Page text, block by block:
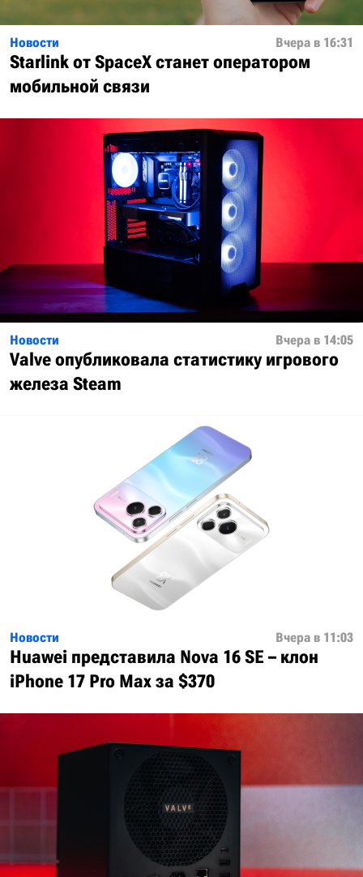
Новости Вчера в 16:31
Starlink от SpaceX станет оператором
мобильной связи
Новости Вчера в 14:05
Valve опубликовала статистику игрового
железа Steam
Новости Вчера в 11:03
Huawei представила Nova 16 SE – клон
iPhone 17 Pro Max за $370